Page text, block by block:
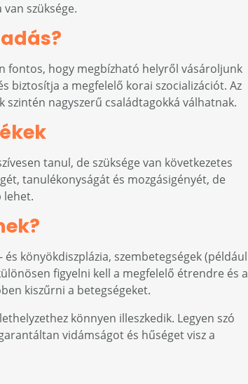
szüksége.
fontos, hogy megbízható helyről vásároljunk
biztosítja a megfelelő korai szocializációt. Az
nagyszerű családtagokká válhatnak.
tanul, de szüksége van következetes
tanulékonyságát és mozgásigényét, de
lehet.
könyökdiszplázia, szembetegségek (például
figyelni kell a megfelelő étrendre és a
kiszűrni a betegségeket.
könnyen illeszkedik. Legyen szó
vidámságot és hűséget visz a